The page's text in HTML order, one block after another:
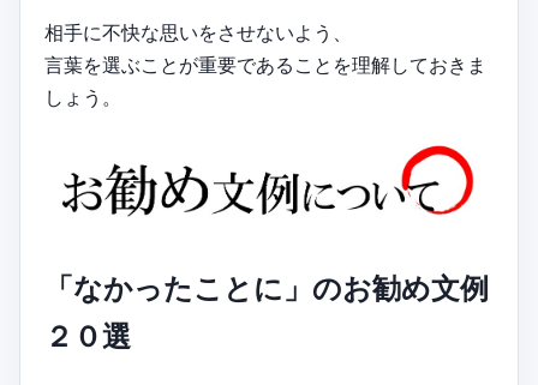
相手に不快な思いをさせないよう、
言葉を選ぶことが重要であることを理解しておきま
しょう。
「なかったことに」のお勧め文例
２０選